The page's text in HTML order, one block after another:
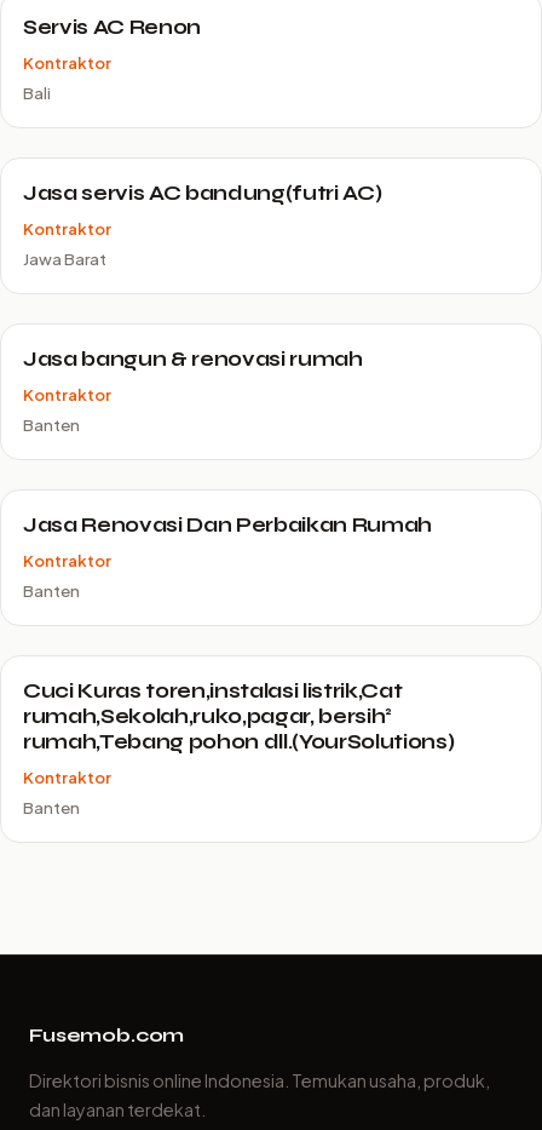
Servis AC Renon
Kontraktor
Bali
Jasa servis AC bandung(futri AC)
Kontraktor
Jawa Barat
Jasa bangun & renovasi rumah
Kontraktor
Banten
Jasa Renovasi Dan Perbaikan Rumah
Kontraktor
Banten
Cuci Kuras toren,instalasi listrik,Cat
rumah,Sekolah,ruko,pagar, bersih²
rumah,Tebang pohon dll.(YourSolutions)
Kontraktor
Banten
Fusemob.com
Direktori bisnis online Indonesia. Temukan usaha, produk,
dan layanan terdekat.